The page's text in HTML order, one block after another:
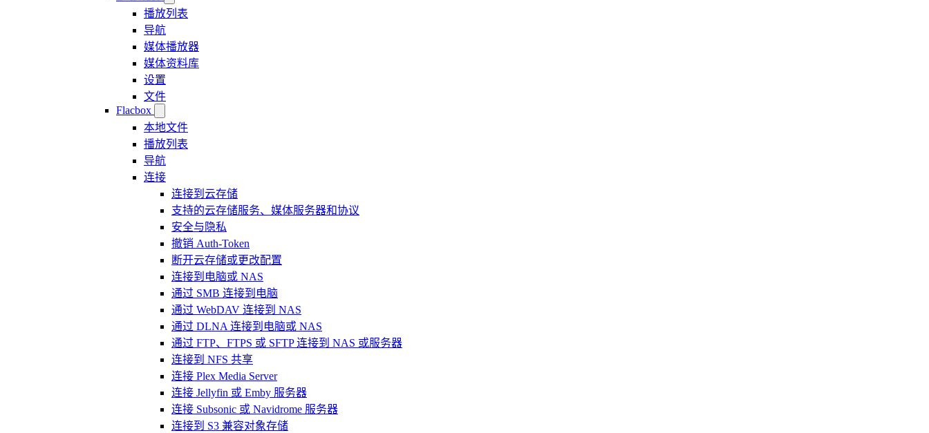
播放列表
导航
媒体播放器
媒体资料库
设置
文件
Flacbox
本地文件
播放列表
导航
连接
连接到云存储
支持的云存储服务、媒体服务器和协议
安全与隐私
撤销 Auth-Token
断开云存储或更改配置
连接到电脑或 NAS
通过 SMB 连接到电脑
通过 WebDAV 连接到 NAS
通过 DLNA 连接到电脑或 NAS
通过 FTP、FTPS 或 SFTP 连接到 NAS 或服务器
连接到 NFS 共享
连接 Plex Media Server
连接 Jellyfin 或 Emby 服务器
连接 Subsonic 或 Navidrome 服务器
连接到 S3 兼容对象存储